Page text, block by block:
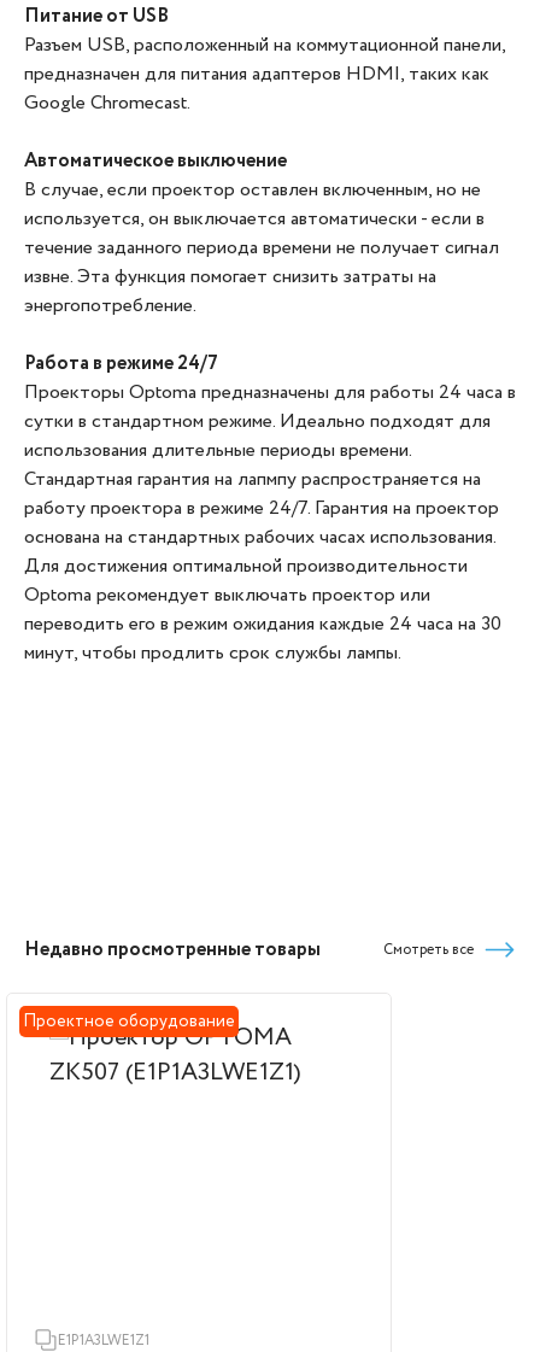
Питание от USB
Разъем USB, расположенный на коммутационной панели,
предназначен для питания адаптеров HDMI, таких как
Google Chromecast.
Автоматическое выключение
В случае, если проектор оставлен включенным, но не
используется, он выключается автоматически - если в
течение заданного периода времени не получает сигнал
извне. Эта функция помогает снизить затраты на
энергопотребление.
Работа в режиме 24/7
Проекторы Optoma предназначены для работы 24 часа в
сутки в стандартном режиме. Идеально подходят для
использования длительные периоды времени.
Стандартная гарантия на лапмпу распространяется на
работу проектора в режиме 24/7. Гарантия на проектор
основана на стандартных рабочих часах использования.
Для достижения оптимальной производительности
Optoma рекомендует выключать проектор или
переводить его в режим ожидания каждые 24 часа на 30
минут, чтобы продлить срок службы лампы.
Недавно просмотренные товары Смотреть все
Проектное оборудование
E1P1A3LWE1Z1